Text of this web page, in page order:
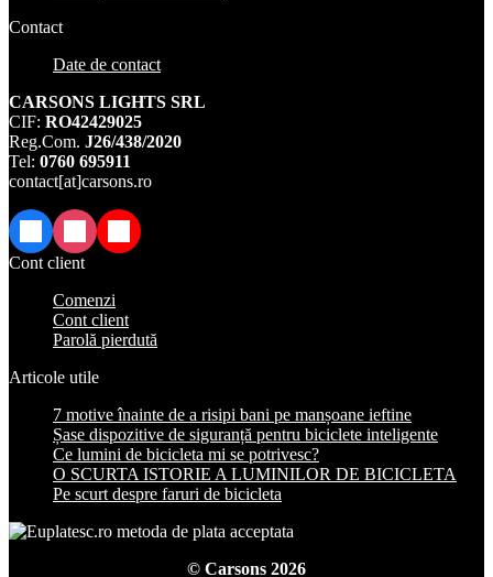
Contact
Date de contact
CARSONS LIGHTS SRL
CIF: RO42429025
Reg.Com. J26/438/2020
Tel: 0760 695911
contact[at]carsons.ro
FacebookInstagramTikTok
Cont client
Comenzi
Cont client
Parolă pierdută
Articole utile
7 motive înainte de a risipi bani pe manșoane ieftine
Șase dispozitive de siguranță pentru biciclete inteligente
Ce lumini de bicicleta mi se potrivesc?
O SCURTA ISTORIE A LUMINILOR DE BICICLETA
Pe scurt despre faruri de bicicleta
© Carsons 2026